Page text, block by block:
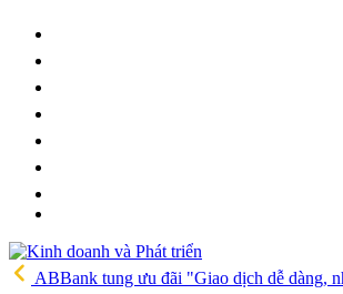
ABBank tung ưu đãi "Giao dịch dễ dàng,